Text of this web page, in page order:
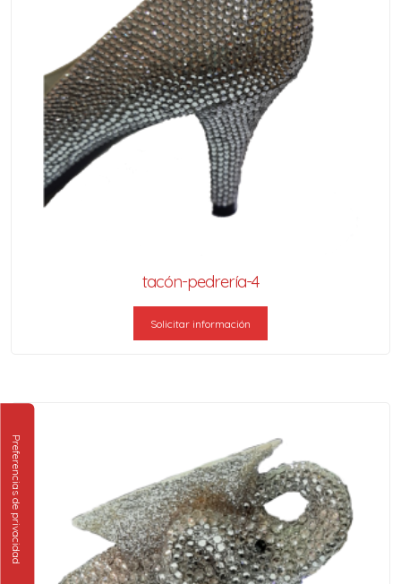
tacón-pedrería-4
Solicitar información